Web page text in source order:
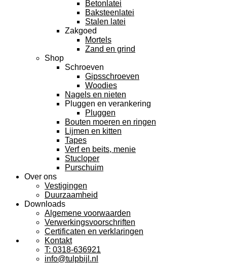
Betonlatei
Baksteenlatei
Stalen latei
Zakgoed
Mortels
Zand en grind
Shop
Schroeven
Gipsschroeven
Woodies
Nagels en nieten
Pluggen en verankering
Pluggen
Bouten moeren en ringen
Lijmen en kitten
Tapes
Verf en beits, menie
Stucloper
Purschuim
Over ons
Vestigingen
Duurzaamheid
Downloads
Algemene voorwaarden
Verwerkingsvoorschriften
Certificaten en verklaringen
Kontakt
T: 0318-636921
info@tulpbijl.nl